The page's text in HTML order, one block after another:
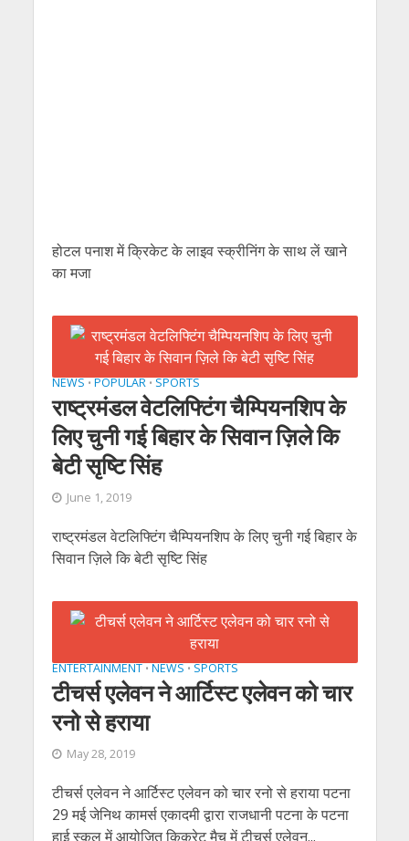
होटल पनाश में क्रिकेट के लाइव स्क्रीनिंग के साथ लें खाने
का मजा
NEWS • POPULAR • SPORTS
राष्ट्रमंडल वेटलिफ्टिंग चैम्पियनशिप के
लिए चुनी गई बिहार के सिवान ज़िले कि
बेटी सृष्टि सिंह
June 1, 2019
राष्ट्रमंडल वेटलिफ्टिंग चैम्पियनशिप के लिए चुनी गई बिहार के
सिवान ज़िले कि बेटी सृष्टि सिंह
ENTERTAINMENT • NEWS • SPORTS
टीचर्स एलेवन ने आर्टिस्ट एलेवन को चार
रनो से हराया
May 28, 2019
टीचर्स एलेवन ने आर्टिस्ट एलेवन को चार रनो से हराया पटना
29 मई जेनिथ कामर्स एकादमी द्वारा राजधानी पटना के पटना
हाई स्कूल में आयोजित किक्रेट मैच में टीचर्स एलेवन...